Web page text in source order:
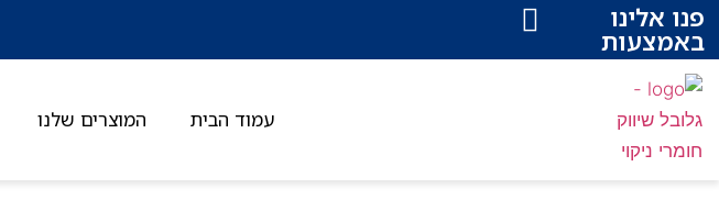
פנו אלינו
באמצעות
עמוד הבית המוצרים שלנו